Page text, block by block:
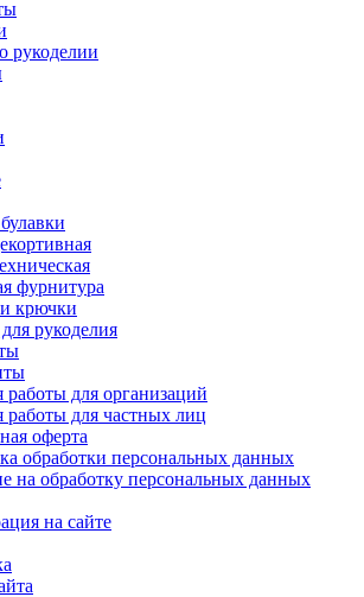
рукоделии
фурнитура
крючки
рукоделия
работы для организаций
работы для частных лиц
оферта
обработки персональных данных
на обработку персональных данных
на сайте